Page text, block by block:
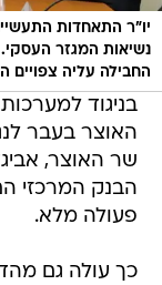
יו"ר התאחדות
נשיאות המגזר
החבילה עליה צפויים
בניגוד
האוצר בעבר
שר האוצר,
הבנק המרכזי
פעולה מלא.
כך עולה גם